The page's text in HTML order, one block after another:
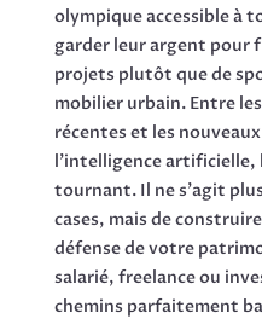
olympique accessible à
garder leur argent pour
projets plutôt que de
mobilier urbain. Entre
récentes et les
l'intelligence artificielle,
tournant. Il ne s'agit
cases, mais de
défense de votre
salarié, freelance ou
chemins parfaitement